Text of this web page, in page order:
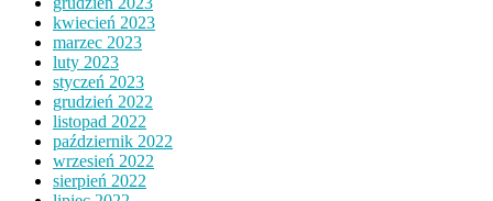
kwiecień 2023
marzec 2023
luty 2023
styczeń 2023
grudzień 2022
listopad 2022
październik 2022
wrzesień 2022
sierpień 2022